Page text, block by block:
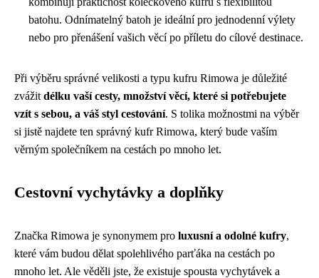
batohu. Odnímatelný batoh je ideální pro jednodenní výlety
nebo pro přenášení vašich věcí po příletu do cílové destinace.
Při výběru správné velikosti a typu kufru Rimowa je důležité
zvážit délku vaší cesty, množství věcí, které si potřebujete
vzít s sebou, a váš styl cestování. S tolika možnostmi na výběr
si jistě najdete ten správný kufr Rimowa, který bude vaším
věrným společníkem na cestách po mnoho let.
Cestovní vychytávky a doplňky
Značka Rimowa je synonymem pro luxusní a odolné kufry,
které vám budou dělat spolehlivého parťáka na cestách po
mnoho let. Ale věděli jste, že existuje spousta vychytávek a